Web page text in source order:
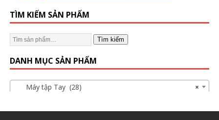
TÌM KIẾM SẢN PHẨM
Tìm kiếm
DANH MỤC SẢN PHẨM
×
Máy tập Tay (28)